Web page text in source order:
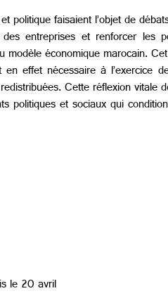
faisaient l’objet de
entreprises et renforcer les
économique marocain.
effet nécessaire à l’exercice
Cette réflexion vitale
politiques et sociaux qui
le 20 avril